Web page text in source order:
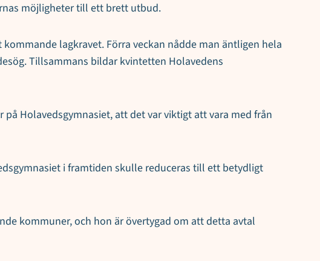
möjligheter till ett brett utbud.
lagkravet. Förra veckan nådde man äntligen hela
Tillsammans bildar kvintetten Holavedens
Holavedsgymnasiet, att det var viktigt att vara med från
i framtiden skulle reduceras till ett betydligt
kommuner, och hon är övertygad om att detta avtal